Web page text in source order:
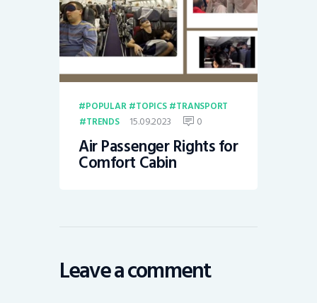
POPULAR TOPICS
TRANSPORT
TRENDS
15.09.2023 0
Air Passenger Rights for
Comfort Cabin
Leave a comment